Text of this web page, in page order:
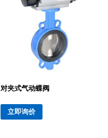
对夹式气动蝶阀
立即询价